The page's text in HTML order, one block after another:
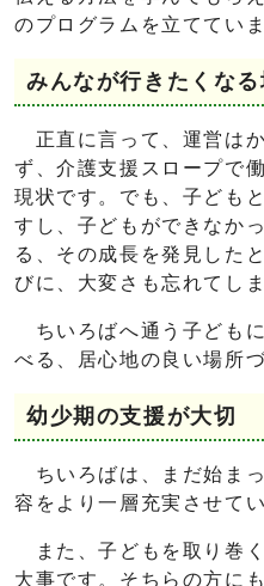
のプログラムを立てていま
みんなが行きたくな
正直に言って、運営は
ず、介護支援スロープで
現状です。でも、子ども
すし、子どもができなか
る、その成長を発見した
びに、大変さも忘れてし
ちいろばへ通う子ども
べる、居心地の良い場所
幼少期の支援が大切
ちいろばは、まだ始ま
容をより一層充実させて
また、子どもを取り巻
大事です。そちらの方に